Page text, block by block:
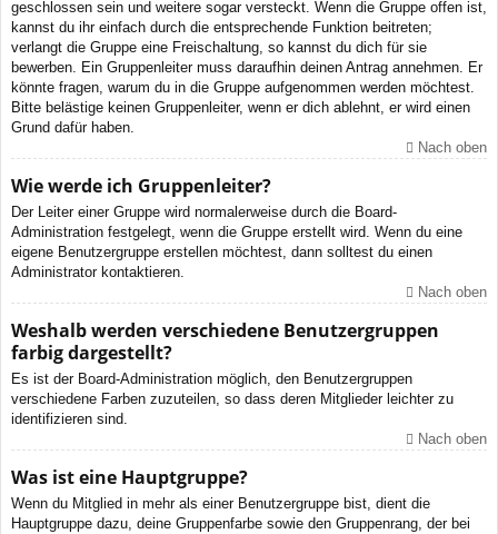
geschlossen sein und weitere sogar versteckt. Wenn die Gruppe offen ist,
kannst du ihr einfach durch die entsprechende Funktion beitreten;
verlangt die Gruppe eine Freischaltung, so kannst du dich für sie
bewerben. Ein Gruppenleiter muss daraufhin deinen Antrag annehmen. Er
könnte fragen, warum du in die Gruppe aufgenommen werden möchtest.
Bitte belästige keinen Gruppenleiter, wenn er dich ablehnt, er wird einen
Grund dafür haben.
Nach oben
Wie werde ich Gruppenleiter?
Der Leiter einer Gruppe wird normalerweise durch die Board-
Administration festgelegt, wenn die Gruppe erstellt wird. Wenn du eine
eigene Benutzergruppe erstellen möchtest, dann solltest du einen
Administrator kontaktieren.
Nach oben
Weshalb werden verschiedene Benutzergruppen
farbig dargestellt?
Es ist der Board-Administration möglich, den Benutzergruppen
verschiedene Farben zuzuteilen, so dass deren Mitglieder leichter zu
identifizieren sind.
Nach oben
Was ist eine Hauptgruppe?
Wenn du Mitglied in mehr als einer Benutzergruppe bist, dient die
Hauptgruppe dazu, deine Gruppenfarbe sowie den Gruppenrang, der bei